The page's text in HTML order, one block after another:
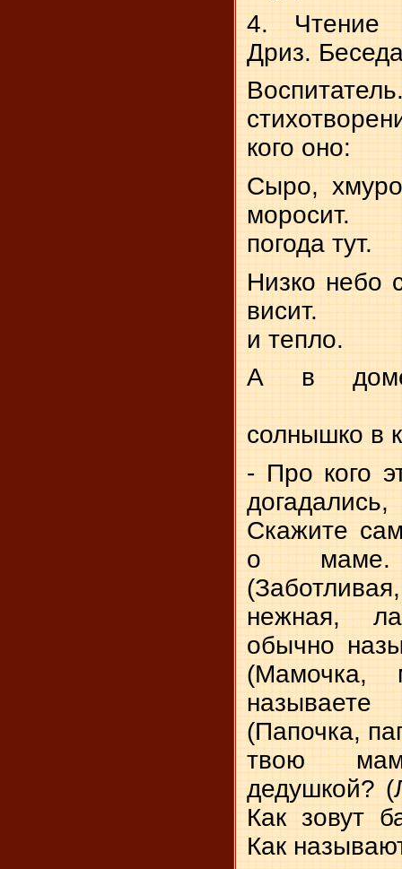
4. Чтение
Дриз.
кого оно:
Сыро,
моросит.
погода тут.
Низко небо
висит.
и тепло.
А в доме
солнышко в
- Про кого
Скажите
о ма­ме.
нежная,
обычно
(Мамочка,
(Папочка,
твою
дедушкой?
Как зовут
Как